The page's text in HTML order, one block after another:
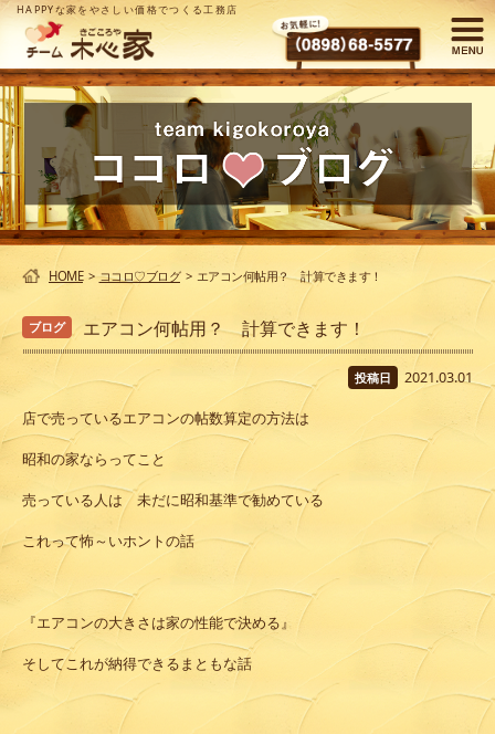
HAPPYな家をやさしい価格でつくる工務店
HOME > ココロ♡ブログ > エアコン何帖用？ 計算できます！
ブログ エアコン何帖用？ 計算できます！
投稿日 2021.03.01
店で売っているエアコンの帖数算定の方法は
昭和の家ならってこと
売っている人は 未だに昭和基準で勧めている
これって怖～いホントの話
『エアコンの大きさは家の性能で決める』
そしてこれが納得できるまともな話